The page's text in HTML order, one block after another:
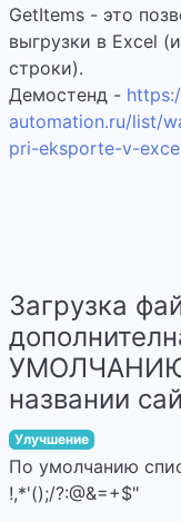
GetItems - это
выгрузки в Excel
строки).
Демостенд -
automation.ru/list/
pri-eksporte-v-
Загрузка
УМОЛЧАНИЮ
названии
Улучшение
По умолчанию
!,*'();/?:@&=+$"